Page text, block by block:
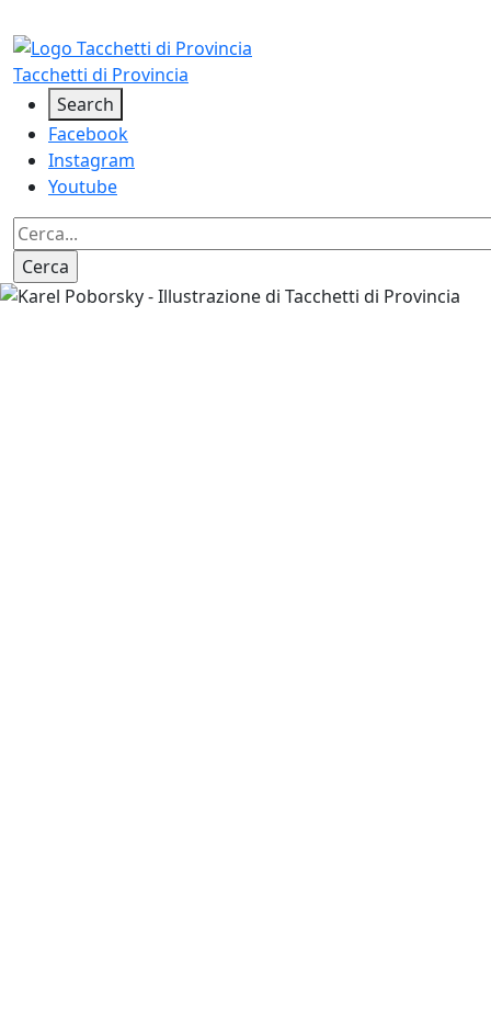
Tacchetti di Provincia
Social
Search
Facebook
Instagram
Youtube
Image